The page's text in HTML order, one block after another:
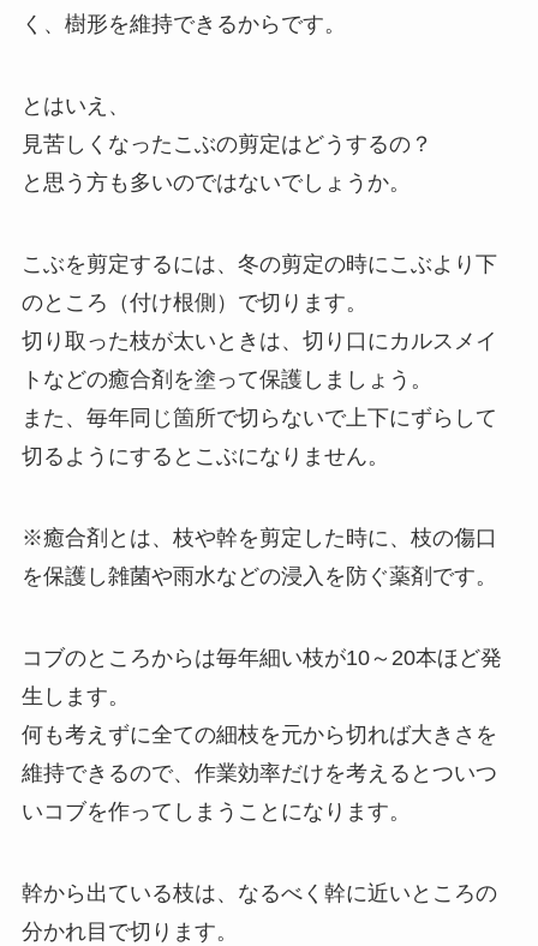
く、樹形を維持できるからです。
とはいえ、
見苦しくなったこぶの剪定はどうするの？
と思う方も多いのではないでしょうか。
こぶを剪定するには、冬の剪定の時にこぶより下
のところ（付け根側）で切ります。
切り取った枝が太いときは、切り口にカルスメイ
トなどの癒合剤を塗って保護しましょう。
また、毎年同じ箇所で切らないで上下にずらして
切るようにするとこぶになりません。
※癒合剤とは、枝や幹を剪定した時に、枝の傷口
を保護し雑菌や雨水などの浸入を防ぐ薬剤です。
コブのところからは毎年細い枝が10～20本ほど発
生します。
何も考えずに全ての細枝を元から切れば大きさを
維持できるので、作業効率だけを考えるとついつ
いコブを作ってしまうことになります。
幹から出ている枝は、なるべく幹に近いところの
分かれ目で切ります。